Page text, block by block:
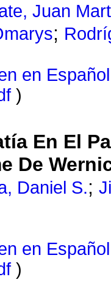
Juan
;
en Español
)
En El
De
Daniel S.;
en Español
)